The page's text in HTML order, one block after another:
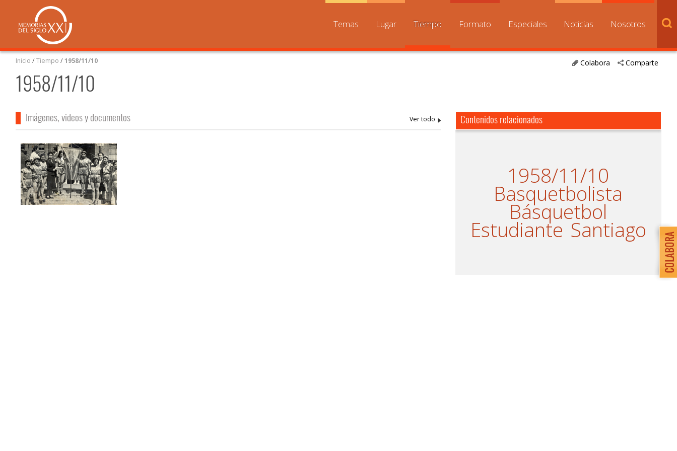
Temas Lugar Tiempo Formato Especiales Noticias Nosotros
Comparte
Colabora
Inicio /Tiempo /1958/11/10
1958/11/10
Imágenes, videos y documentos Contenidos relacionados
1958/11/10
Basquetbolista
Básquetbol
Estudiante Santiago